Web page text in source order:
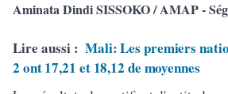
Aminata Dindi SISSOKO / AMAP -
Lire aussi : Mali: Les premiers
2 ont 17,21 et 18,12 de moyennes